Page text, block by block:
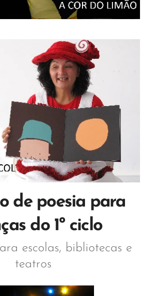
de poesia para
do 1º ciclo
escolas, bibliotecas e
teatros